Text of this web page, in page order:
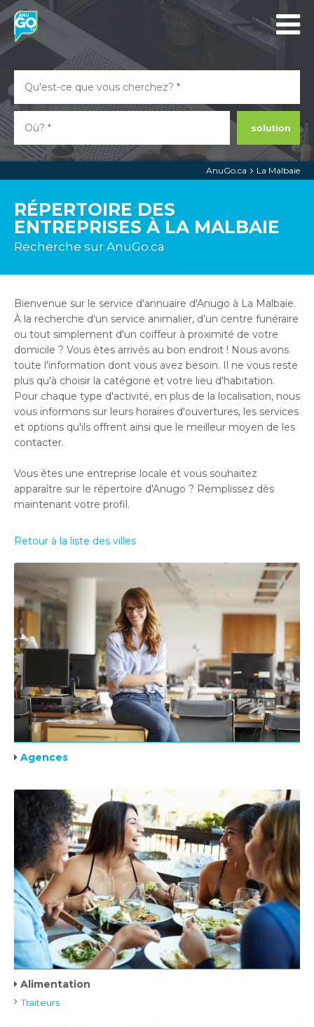
solution
AnuGo.ca La Malbaie
RÉPERTOIRE DES
ENTREPRISES À LA MALBAIE
Recherche sur AnuGo.ca
Bienvenue sur le service d'annuaire d'Anugo à La Malbaie.
À la recherche d'un service animalier, d’un centre funéraire
ou tout simplement d'un coiffeur à proximité de votre
domicile ? Vous êtes arrivés au bon endroit ! Nous avons
toute l'information dont vous avez besoin. Il ne vous reste
plus qu'à choisir la catégorie et votre lieu d'habitation.
Pour chaque type d'activité, en plus de la localisation, nous
vous informons sur leurs horaires d'ouvertures, les services
et options qu'ils offrent ainsi que le meilleur moyen de les
contacter.
Vous êtes une entreprise locale et vous souhaitez
apparaître sur le répertoire d'Anugo ? Remplissez dès
maintenant votre profil.
Retour à la liste des villes
Agences
Alimentation
Traiteurs